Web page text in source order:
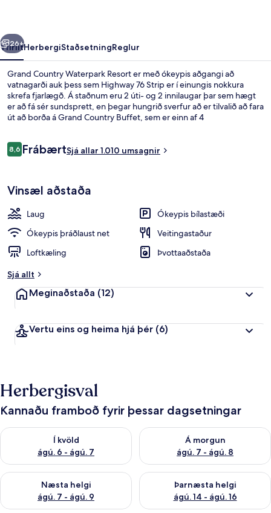
Næsta
26+
YfirlitHerbergiStaðsetningReglur
Grand Country Waterpark Resort er með ókeypis aðgangi að
vatnagarði auk þess sem Highway 76 Strip er í einungis nokkura
skrefa fjarlægð. Á staðnum eru 2 úti- og 2 innilaugar þar sem hægt
er að fá sér sundsprett, en þegar hungrið sverfur að er tilvalið að fara
út að borða á Grand Country Buffet, sem er einn af 4
barnasundlaug eru einnig á svæðinu auk þess sem herbergin skarta
Umsagnir
8,68,6 af 10
FrábærtSjá allar 1.010 umsagnir
Vinsæl aðstaða
Laug
Ókeypis bílastæði
Ókeypis þráðlaust net
Veitingastaður
Loftkæling
Þvottaaðstaða
Sjá allt
Meginaðstaða (12)
Vertu eins og heima hjá þér (6)
Herbergisval
Kannaðu framboð fyrir þessar dagsetningar
Í kvöld
ágú. 6 - ágú. 7
Athuga framboð í kvöld ágú. 6 - ágú. 7
Á morgun
ágú. 7 - ágú. 8
Athuga framboð á morgun
Næsta helgi
ágú. 7 - ágú. 9
Athuga framboð næstu helgi ágú. 7 - ágú. 9
Þarnæsta helgi
ágú. 14 - ágú. 16
Athuga framboð þarnæstu